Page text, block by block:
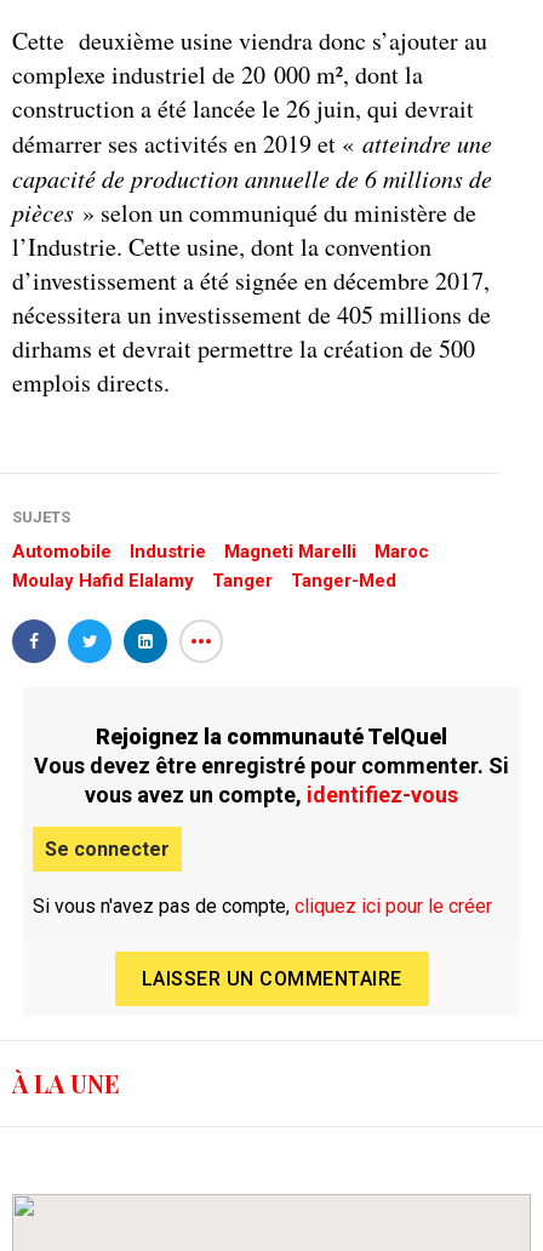
Cette deuxième usine viendra donc s’ajouter au
complexe industriel de 20 000 m², dont la
construction a été lancée le 26 juin, qui devrait
démarrer ses activités en 2019 et « atteindre une
capacité de production annuelle de 6 millions de
pièces » selon un communiqué du ministère de
l’Industrie. Cette usine, dont la convention
d’investissement a été signée en décembre 2017,
nécessitera un investissement de 405 millions de
dirhams et devrait permettre la création de 500
emplois directs.
SUJETS
Automobile Industrie Magneti Marelli
Maroc
Moulay Hafid Elalamy
Tanger Tanger-Med
Rejoignez la communauté TelQuel
Vous devez être enregistré pour commenter. Si
vous avez un compte, identifiez-vous
Se connecter
Si vous n'avez pas de compte, cliquez ici pour le créer
LAISSER UN COMMENTAIRE
À LA UNE